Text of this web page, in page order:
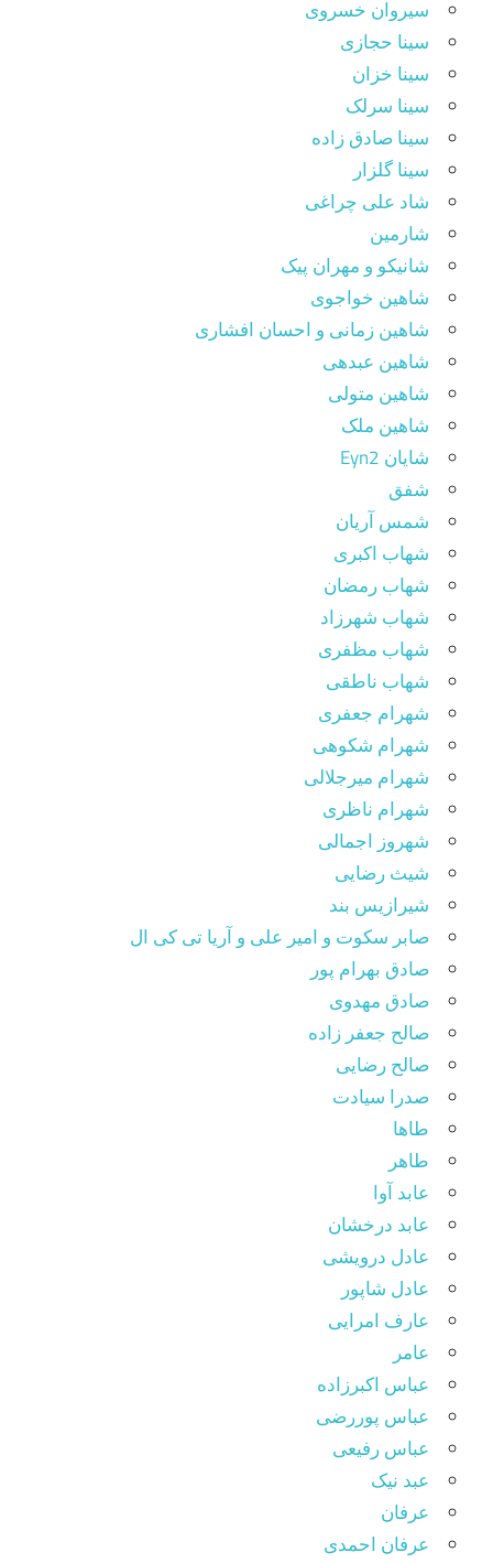
سیروان خسروی
سینا حجازی
سینا خزان
سینا سرلک
سینا صادق زاده
سینا گلزار
شاد علی چراغی
شارمین
شانیکو و مهران پیک
شاهین خواجوی
شاهین زمانی و احسان افشاری
شاهین عبدهی
شاهین متولی
شاهین ملک
شایان Eyn2
شفق
شمس آریان
شهاب اکبری
شهاب رمضان
شهاب شهرزاد
شهاب مظفری
شهاب ناطقی
شهرام جعفری
شهرام شکوهی
شهرام میرجلالی
شهرام ناظری
شهروز اجمالی
شیث رضایی
شیرازیس بند
صابر سکوت و امیر علی و آریا تی کی ال
صادق بهرام پور
صادق مهدوی
صالح جعفر زاده
صالح رضایی
صدرا سیادت
طاها
طاهر
عابد آوا
عابد درخشان
عادل درویشی
عادل شاپور
عارف امرایی
عامر
عباس اکبرزاده
عباس پوررضی
عباس رفیعی
عبد نیک
عرفان
عرفان احمدی